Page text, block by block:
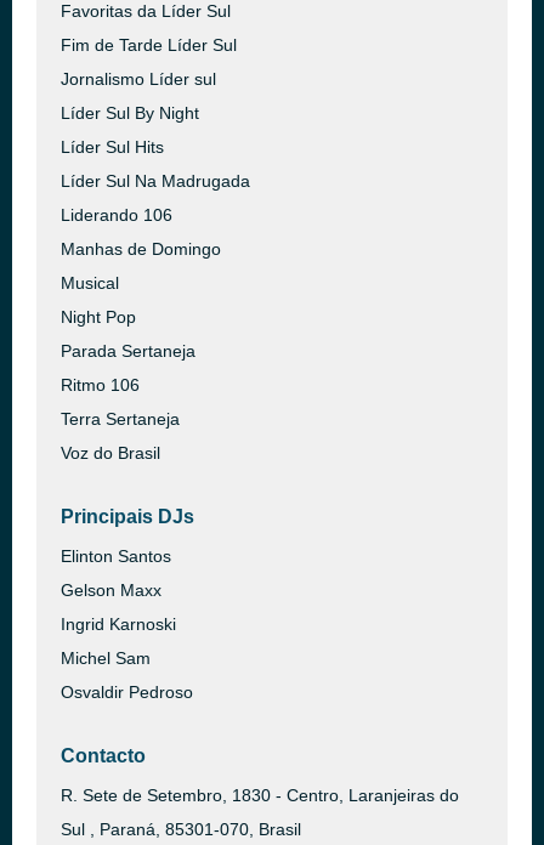
Favoritas da Líder Sul
Fim de Tarde Líder Sul
Jornalismo Líder sul
Líder Sul By Night
Líder Sul Hits
Líder Sul Na Madrugada
Liderando 106
Manhas de Domingo
Musical
Night Pop
Parada Sertaneja
Ritmo 106
Terra Sertaneja
Voz do Brasil
Principais DJs
Elinton Santos
Gelson Maxx
Ingrid Karnoski
Michel Sam
Osvaldir Pedroso
Contacto
R. Sete de Setembro, 1830 - Centro, Laranjeiras do
Sul , Paraná, 85301-070, Brasil